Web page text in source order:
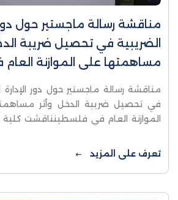
مناقشة رسالة ماجستير حول دور
الضريبية في تحصيل ضريبة
مساهمتها على الموازنة
مناقشة رسالة ماجستير حول دور الإدارة
في تحصيل ضريبة الدخل وأثر
الموازنة العام في فلسطينناقشت كلية
قسم الإدارة العامة، ...
تعرف على المزيد